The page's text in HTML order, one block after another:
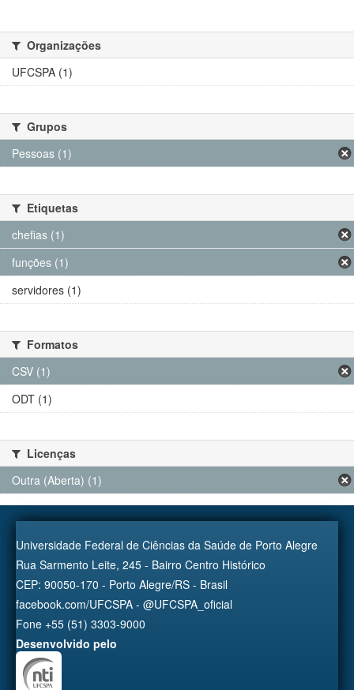
Organizações
UFCSPA (1)
Grupos
Pessoas (1)
Etiquetas
chefias (1)
funções (1)
servidores (1)
Formatos
CSV (1)
ODT (1)
Licenças
Outra (Aberta) (1)
Universidade Federal de Ciências da Saúde de Porto Alegre
Rua Sarmento Leite, 245 - Bairro Centro Histórico
CEP: 90050-170 - Porto Alegre/RS - Brasil
facebook.com/UFCSPA - @UFCSPA_oficial
Fone +55 (51) 3303-9000
Desenvolvido pelo